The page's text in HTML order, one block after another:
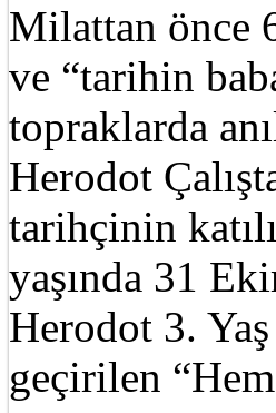
Milattan önce
ve “tarihin
topraklarda
Herodot
tarihçinin
yaşında 31
Herodot 3.
geçirilen